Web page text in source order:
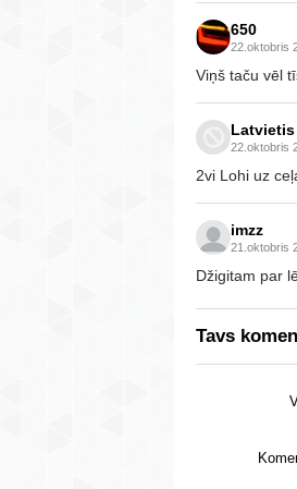
650
22.oktobris
Viņš taču vēl
Latvietis
22.oktobris
2vi Lohi uz
imzz
21.oktobris
Džigitam par
Tavs